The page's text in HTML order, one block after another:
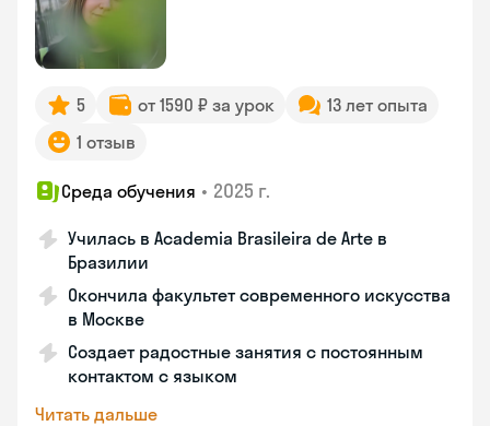
5 от 1590 ₽ за урок
13 лет опыта
1 отзыв
Среда обучения • 2025 г.
Училась в Academia Brasileira de Arte в
Бразилии
Окончила факультет современного искусства
в Москве
Создает радостные занятия с постоянным
контактом с языком
Читать дальше